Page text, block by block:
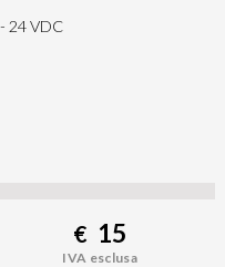
24 VDC
€ 15
IVA esclusa